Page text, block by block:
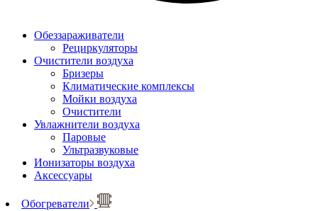
Обеззараживатели
Рециркуляторы
Очистители воздуха
Бризеры
Климатические комплексы
Мойки воздуха
Очистители
Увлажнители воздуха
Паровые
Ультразвуковые
Ионизаторы воздуха
Аксессуары
Обогреватели